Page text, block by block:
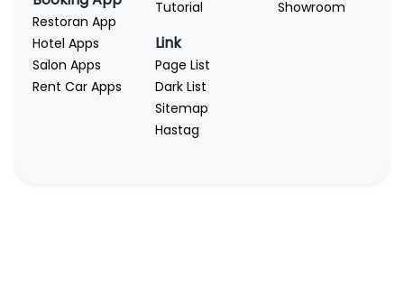
Restoran App
Hotel Apps
Salon Apps
Rent Car Apps
Tutorial
Link
Page List
Dark List
Sitemap
Hastag
Showroom